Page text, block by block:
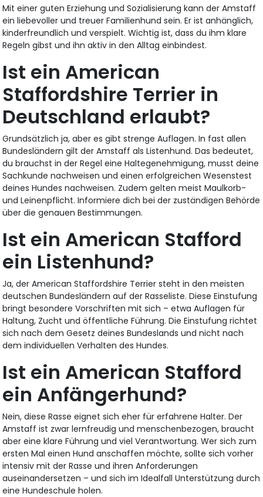
Mit einer guten Erziehung und Sozialisierung kann der Amstaff
ein liebevoller und treuer Familienhund sein. Er ist anhänglich,
kinderfreundlich und verspielt. Wichtig ist, dass du ihm klare
Regeln gibst und ihn aktiv in den Alltag einbindest.
Ist ein American
Staffordshire Terrier in
Deutschland erlaubt?
Grundsätzlich ja, aber es gibt strenge Auflagen. In fast allen
Bundesländern gilt der Amstaff als Listenhund. Das bedeutet,
du brauchst in der Regel eine Haltegenehmigung, musst deine
Sachkunde nachweisen und einen erfolgreichen Wesenstest
deines Hundes nachweisen. Zudem gelten meist Maulkorb-
und Leinenpflicht. Informiere dich bei der zuständigen Behörde
über die genauen Bestimmungen.
Ist ein American Stafford
ein Listenhund?
Ja, der American Staffordshire Terrier steht in den meisten
deutschen Bundesländern auf der Rasseliste. Diese Einstufung
bringt besondere Vorschriften mit sich – etwa Auflagen für
Haltung, Zucht und öffentliche Führung. Die Einstufung richtet
sich nach dem Gesetz deines Bundeslands und nicht nach
dem individuellen Verhalten des Hundes.
Ist ein American Stafford
ein Anfängerhund?
Nein, diese Rasse eignet sich eher für erfahrene Halter. Der
Amstaff ist zwar lernfreudig und menschenbezogen, braucht
aber eine klare Führung und viel Verantwortung. Wer sich zum
ersten Mal einen Hund anschaffen möchte, sollte sich vorher
intensiv mit der Rasse und ihren Anforderungen
auseinandersetzen – und sich im Idealfall Unterstützung durch
eine Hundeschule holen.